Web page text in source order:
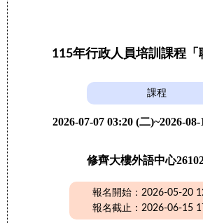
115年行政人員培訓課程「
課程
2026-07-07 03:20 (二)~2026-
修齊大樓外語中心
報名開始：2026-05-20
報名截止：2026-06-15